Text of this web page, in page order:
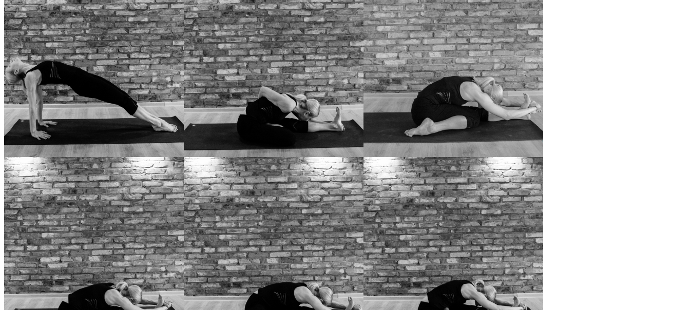
PASCHIMOTTANASANA A PASCHIMOTTANASANA B
PURVOTTANASANA ARDHA BADDHA PADMA PASCHIMOTTANASANA TRIANGA MUKHAIKAPADA PASCHIMOTTANASANA